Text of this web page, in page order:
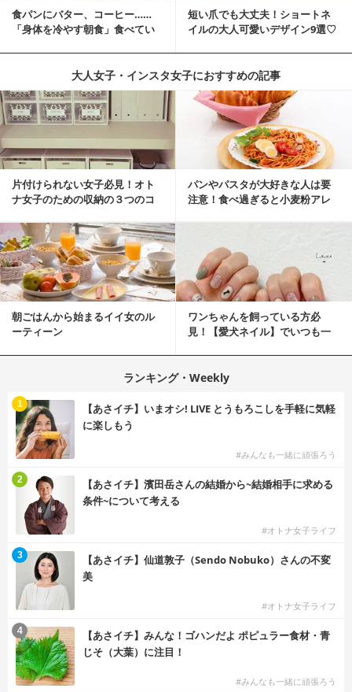
食パンにバター、コーヒー……
「身体を冷やす朝食」食べてい
短い爪でも大丈夫！ショートネ
イルの大人可愛いデザイン9選♡
大人女子・インスタ女子におすすめの記事
片付けられない女子必見！オト
ナ女子のための収納の３つのコ
パンやパスタが大好きな人は要
注意！食べ過ぎると小麦粉アレ
朝ごはんから始まるイイ女のル
ーティーン
ワンちゃんを飼っている方必
見！【愛犬ネイル】でいつも一
ランキング・Weekly
【あさイチ】いまオシ! LIVE とうもろこしを手軽に気軽
に楽しもう
#みんなも一緒に頑張ろう
1
【あさイチ】濱田岳さんの結婚から~結婚相手に求める
条件~について考える
#オトナ女子ライフ
2
【あさイチ】仙道敦子（Sendo Nobuko）さんの不変
美
#オトナ女子ライフ
3
【あさイチ】みんな！ゴハンだよ ポピュラー食材・青
じそ（大葉）に注目！
#みんなも一緒に頑張ろう
4